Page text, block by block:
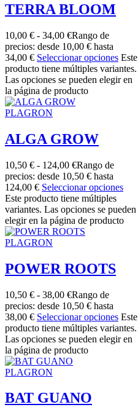
TERRA BLOOM
10,00 € - 34,00 €Rango de
precios: desde 10,00 € hasta
34,00 € Seleccionar opciones Este
producto tiene múltiples variantes.
Las opciones se pueden elegir en
la página de producto
PLAGRON
ALGA GROW
10,50 € - 124,00 €Rango de
precios: desde 10,50 € hasta
124,00 € Seleccionar opciones
Este producto tiene múltiples
variantes. Las opciones se pueden
elegir en la página de producto
PLAGRON
POWER ROOTS
10,50 € - 38,00 €Rango de
precios: desde 10,50 € hasta
38,00 € Seleccionar opciones Este
producto tiene múltiples variantes.
Las opciones se pueden elegir en
la página de producto
PLAGRON
BAT GUANO